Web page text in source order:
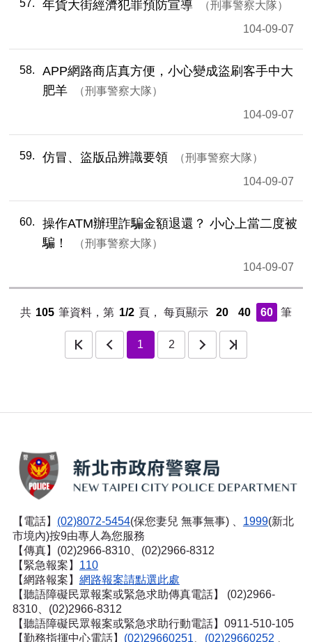
57 年貨大街經濟犯罪預防宣導
刑事警察大隊
104-09-07
58
APP網路商店真方便，小心變成盜刷客手中大
肥羊
刑事警察大隊
104-09-07
59 仿冒、盜版品辨識要領
刑事警察大隊
104-09-07
60
操作ATM辦理詐騙金額退還？ 小心上當二度被
騙！
刑事警察大隊
104-09-07
共 105 筆資料，第 1/2 頁，每頁顯示 20 40 60 筆
1 2
下一頁 最後一頁
【電話】 (02)8072-5454(保您妻兒 無事無事) 、 1999(新北
市境內)按9由專人為您服務
【傳真】(02)2966-8310、(02)2966-8312
【緊急報案】 110
【網路報案】 網路報案請點選此處
【聽語障礙民眾報案或緊急求助傳真電話】
(02)2966-
8310、(02)2966-8312
【聽語障礙民眾報案或緊急求助行動電話】0911-510-105
【勤務指揮中心電話】 (02)29660251、 (02)29660252 、